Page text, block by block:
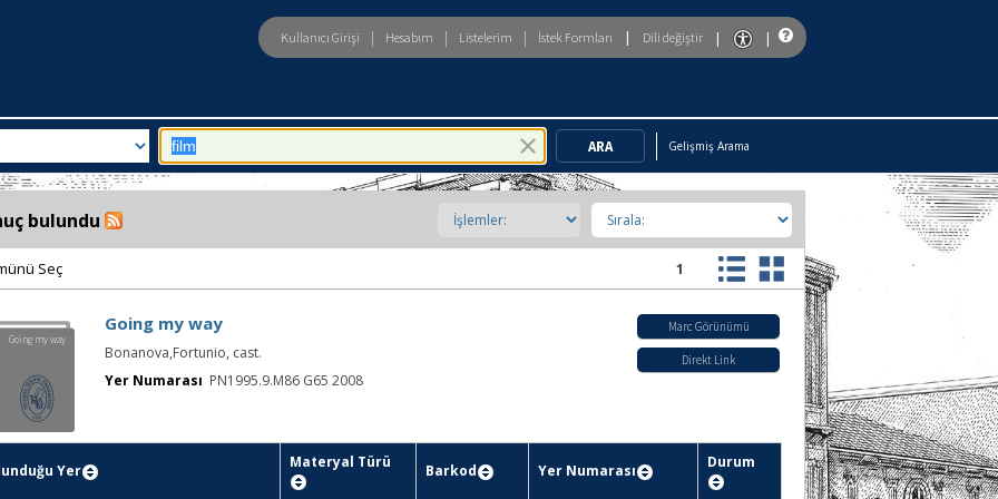
Kullanıcı Girişi | Hesabım | Listelerim | İstek Formları | Dili değiştir | |
Arama: To enable accessibility mode, return to the beginning of the page and
Gelişmiş Arama
bulundu
Seç
1
Going my way
Going my way
Bonanova,Fortunio, cast.
Yer Numarası PN1995.9.M86 G65 2008
Marc Görünümü
Direkt Link
Yer Materyal Türü Barkod Yer Numarası Durum